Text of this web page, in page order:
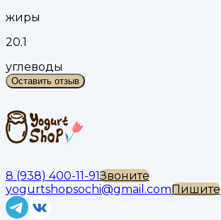
жиры
20.1
углеводы
Оставить отзыв
8 (938) 400-11-91Звоните
yogurtshopsochi@gmail.comПишите